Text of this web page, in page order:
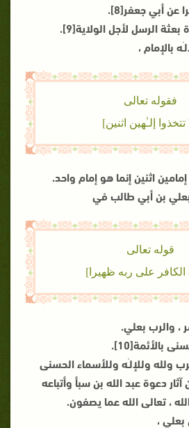
عن أبي جعفر[8].
الرسل لأجل الولاية[9].
بالإمام ،
فقوله تعالى
تتخذوا إلـٰهين اثنين]
اثنين إنما هو إمام واحد.
بن أبي طالب في
قوله تعالى
على ربه ظهيرا]
، والرب بعلي.
بالأئمة[10].
ولله وللإلـٰه وللأسماء الحسنى
دعوة عبد الله بن سبأ وأتباعه
، تعالى الله عما يصفون.
،